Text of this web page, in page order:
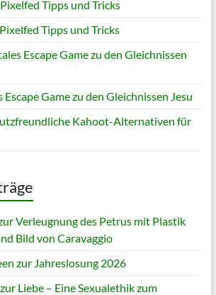
Tipps und Tricks
Tipps und Tricks
Escape Game zu den Gleichnissen
Escape Game zu den Gleichnissen Jesu
Kahoot-Alternativen für
Verleugnung des Petrus mit Plastik
Bild von Caravaggio
zur Jahreslosung 2026
Liebe – Eine Sexualethik zum